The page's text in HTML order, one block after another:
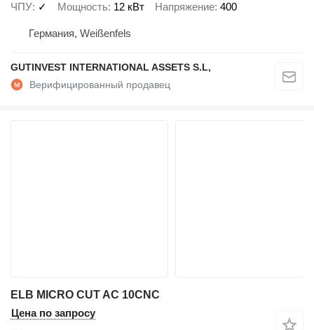
ЧПУ ✓ Мощность 12 кВт Напряжение 400
Германия, Weißenfels
GUTINVEST INTERNATIONAL ASSETS S.L,
ELB MICRO CUT AC 10CNC
Цена по запросу